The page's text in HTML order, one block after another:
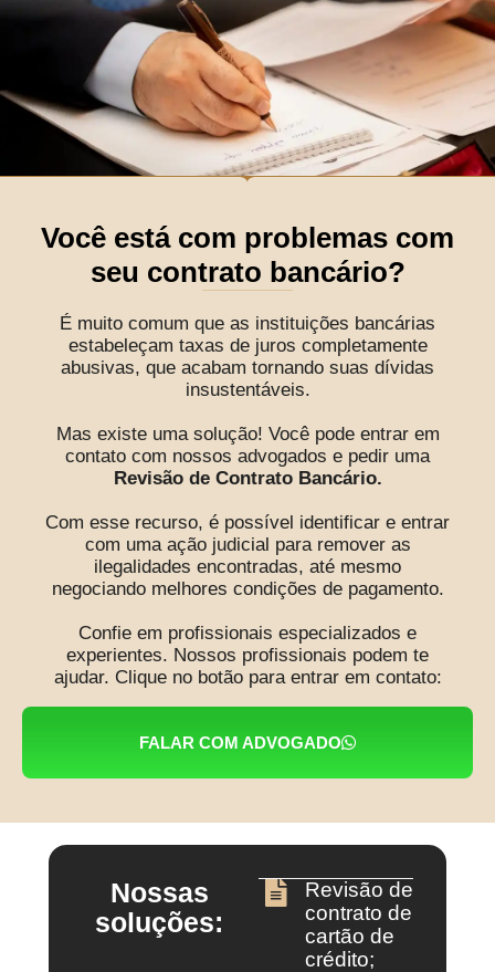
Você está com problemas com
seu contrato bancário?
É muito comum que as instituições bancárias
estabeleçam taxas de juros completamente
abusivas, que acabam tornando suas dívidas
insustentáveis.
Mas existe uma solução! Você pode entrar em
contato com nossos advogados e pedir uma
Revisão de Contrato Bancário.
Com esse recurso, é possível identificar e entrar
com uma ação judicial para remover as
ilegalidades encontradas, até mesmo
negociando melhores condições de pagamento.
Confie em profissionais especializados e
experientes. Nossos profissionais podem te
ajudar. Clique no botão para entrar em contato:
FALAR COM ADVOGADO
Nossas
soluções:
Revisão de
contrato de
cartão de
crédito;